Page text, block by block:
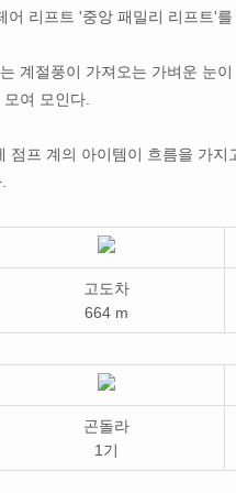
리프트 '중앙 패밀리 리프트'
계절풍이 가져오는 가벼운 눈
여 모인다.
프 계의 아이템이 흐름을 가
고도차
664 m
곤돌라
1기